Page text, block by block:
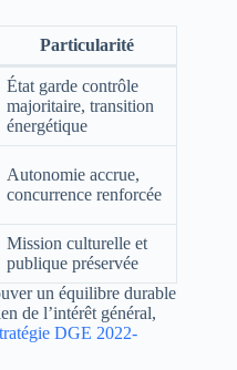
Particularité
État garde contrôle
majoritaire, transition
énergétique
Autonomie accrue,
concurrence renforcée
Mission culturelle et
publique préservée
un équilibre durable
de l’intérêt général,
DGE 2022-